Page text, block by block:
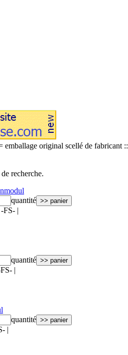
emballage original scellé de fabricant ::
recherche.
quantité >> panier
FS- |
quantité >> panier
|
quantité >> panier
|